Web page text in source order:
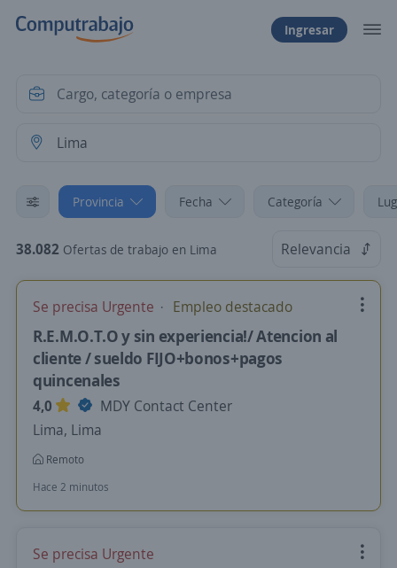
Ingresar
Provincia Fecha Categoría
38.082 Ofertas de trabajo en Lima Relevancia
Se precisa Urgente Empleo destacado
R.E.M.O.T.O y sin experiencia!/ Atencion al
cliente / sueldo FIJO+bonos+pagos
quincenales
4,0
MDY Contact Center
Lima, Lima
Remoto
Hace 2 minutos
Se precisa Urgente